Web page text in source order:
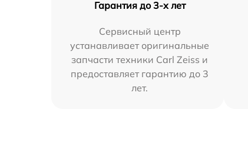
Гарантия до 3-х лет
Сервисный центр
устанавливает оригинальные
запчасти техники Carl Zeiss и
предоставляет гарантию до 3
лет.